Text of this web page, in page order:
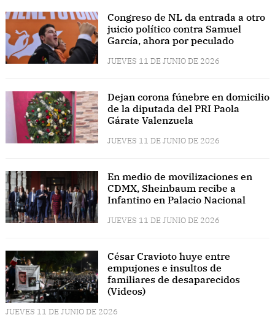
Congreso de NL da entrada a otro
juicio político contra Samuel
García, ahora por peculado
JUEVES 11 DE JUNIO DE 2026
Dejan corona fúnebre en domicilio
de la diputada del PRI Paola
Gárate Valenzuela
JUEVES 11 DE JUNIO DE 2026
En medio de movilizaciones en
CDMX, Sheinbaum recibe a
Infantino en Palacio Nacional
JUEVES 11 DE JUNIO DE 2026
César Cravioto huye entre
empujones e insultos de
familiares de desaparecidos
(Videos)
JUEVES 11 DE JUNIO DE 2026